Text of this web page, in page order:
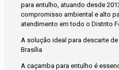
para entulho, atuando desde
compromisso ambiental e alto
atendimento em todo o Distrito
A solução ideal para descarte
Brasília
A caçamba para entulho é